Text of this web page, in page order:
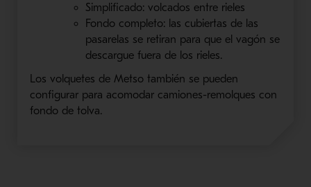
Simplificado: volcados entre rieles
Fondo completo: las cubiertas de las
pasarelas se retiran para que el vagón se
descargue fuera de los rieles.
Los volquetes de Metsotambién se pueden
configurar para acomodar camiones-remolques con
fondo de tolva.